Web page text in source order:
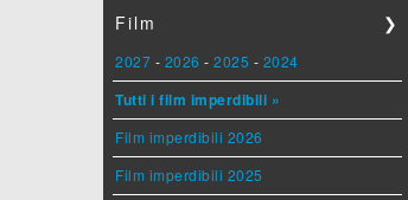
Film ❯
2027 - 2026 - 2025 - 2024
Tutti i film imperdibili »
Film imperdibili 2026
Film imperdibili 2025